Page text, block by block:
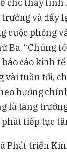
cho thấy tình
và đẩy
cuộc phỏng
Ba. “Chúng
cáo kinh
vài tuần tới,
hướng
là tăng
tiếp tục
Phát triển